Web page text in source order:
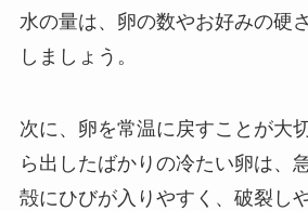
水の量は、卵の数やお好みの硬
しましょう。
次に、卵を常温に戻すことが大
ら出したばかりの冷たい卵は、
殻にひびが入りやすく、破裂し